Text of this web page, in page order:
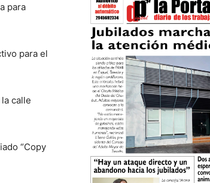
para
para el
calle
“Copy